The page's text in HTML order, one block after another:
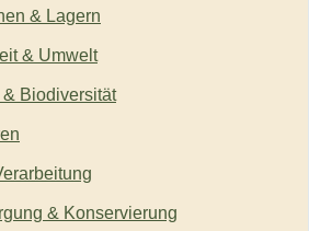
& Lagern
& Umwelt
& Biodiversität
& Konservierung